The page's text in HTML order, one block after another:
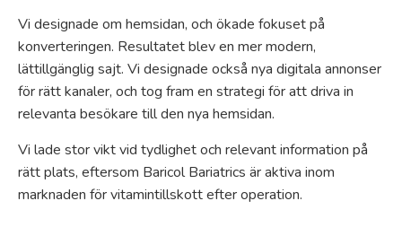
Vi designade om hemsidan, och ökade fokuset på
konverteringen. Resultatet blev en mer modern,
lättillgänglig sajt. Vi designade också nya digitala annonser
för rätt kanaler, och tog fram en strategi för att driva in
relevanta besökare till den nya hemsidan.
Vi lade stor vikt vid tydlighet och relevant information på
rätt plats, eftersom Baricol Bariatrics är aktiva inom
marknaden för vitamintillskott efter operation.